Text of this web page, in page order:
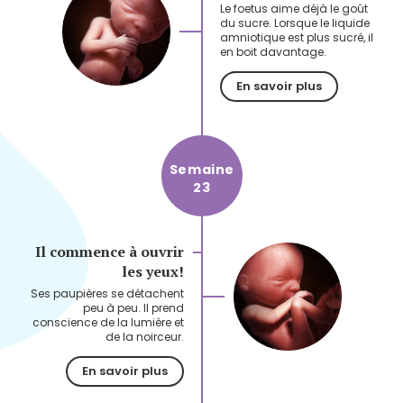
Le foetus aime déjà le goût
du sucre. Lorsque le liquide
amniotique est plus sucré, il
en boit davantage.
En savoir plus
Semaine
23
Il commence à ouvrir
les yeux!
Ses paupières se détachent
peu à peu. Il prend
conscience de la lumière et
de la noirceur.
En savoir plus